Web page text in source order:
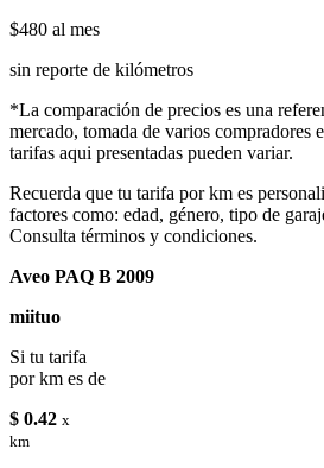
$480 al mes
sin reporte de kilómetros
*La comparación de precios es una
mercado, tomada de varios compradores
tarifas aqui presentadas pueden variar.
Recuerda que tu tarifa por km es
factores como: edad, género, tipo de
Consulta términos y condiciones.
Aveo PAQ B 2009
miituo
Si tu tarifa
por km es de
$ 0.42 x
km